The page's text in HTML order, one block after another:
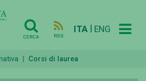
CERCA RSS
ITA ENG
Corsi di laurea